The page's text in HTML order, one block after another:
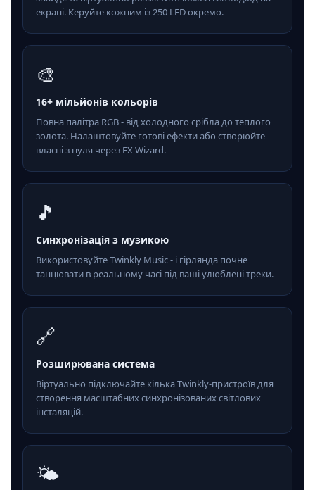
екрані. Керуйте кожним із 250 LED окремо.
🎨
16+ мільйонів кольорів
Повна палітра RGB - від холодного срібла до теплого
золота. Налаштовуйте готові ефекти або створюйте
власні з нуля через FX Wizard.
🎵
Синхронізація з музикою
Використовуйте Twinkly Music - і гірлянда почне
танцювати в реальному часі під ваші улюблені треки.
🔗
Розширювана система
Віртуально підключайте кілька Twinkly-пристроїв для
створення масштабних синхронізованих світлових
інсталяцій.
🌤️